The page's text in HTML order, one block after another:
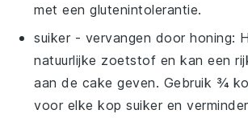
met een glutenintolerantie.
suiker - vervangen doorhoning:
natuurlijke zoetstof en kan een
aan de cake geven. Gebruik ¾
voor elke kop suiker en